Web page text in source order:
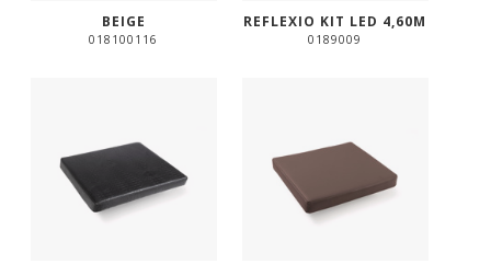
BEIGE
018100116
REFLEXIO KIT LED 4,60M
0189009